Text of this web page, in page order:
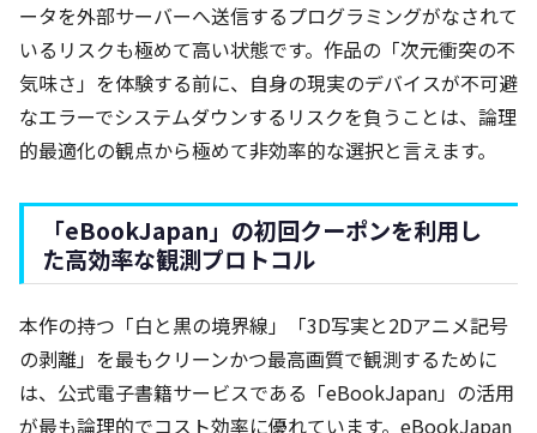
ータを外部サーバーへ送信するプログラミングがなされて
いるリスクも極めて高い状態です。作品の「次元衝突の不
気味さ」を体験する前に、自身の現実のデバイスが不可避
なエラーでシステムダウンするリスクを負うことは、論理
的最適化の観点から極めて非効率的な選択と言えます。
「eBookJapan」の初回クーポンを利用し
た高効率な観測プロトコル
本作の持つ「白と黒の境界線」「3D写実と2Dアニメ記号
の剥離」を最もクリーンかつ最高画質で観測するために
は、公式電子書籍サービスである「eBookJapan」の活用
が最も論理的でコスト効率に優れています。eBookJapan